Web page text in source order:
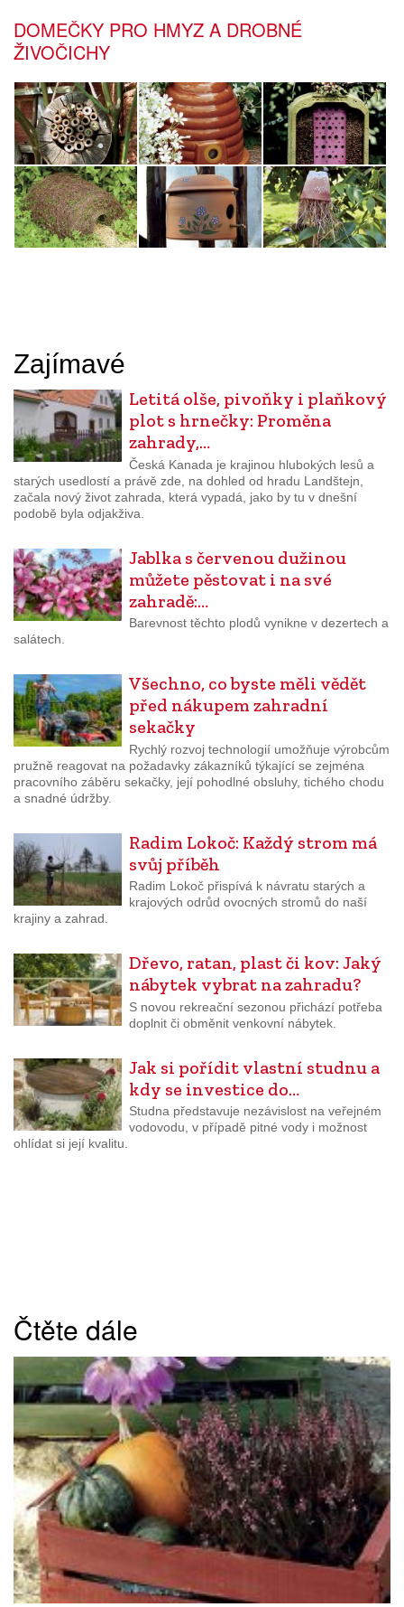
DOMEČKY PRO HMYZ A DROBNÉ
ŽIVOČICHY
Zajímavé
Letitá olše, pivoňky i plaňkový
plot s hrnečky: Proměna
zahrady,…
Česká Kanada je krajinou hlubokých lesů a
starých usedlostí a právě zde, na dohled od hradu Landštejn,
začala nový život zahrada, která vypadá, jako by tu v dnešní
podobě byla odjakživa.
Jablka s červenou dužinou
můžete pěstovat i na své
zahradě:…
Barevnost těchto plodů vynikne v dezertech a
salátech.
Všechno, co byste měli vědět
před nákupem zahradní
sekačky
Rychlý rozvoj technologií umožňuje výrobcům
pružně reagovat na požadavky zákazníků týkající se zejména
pracovního záběru sekačky, její pohodlné obsluhy, tichého chodu
a snadné údržby.
Radim Lokoč: Každý strom má
svůj příběh
Radim Lokoč přispívá k návratu starých a
krajových odrůd ovocných stromů do naší
krajiny a zahrad.
Dřevo, ratan, plast či kov: Jaký
nábytek vybrat na zahradu?
S novou rekreační sezonou přichází potřeba
doplnit či obměnit venkovní nábytek.
Jak si pořídit vlastní studnu a
kdy se investice do…
Studna představuje nezávislost na veřejném
vodovodu, v případě pitné vody i možnost
ohlídat si její kvalitu.
Čtěte dále